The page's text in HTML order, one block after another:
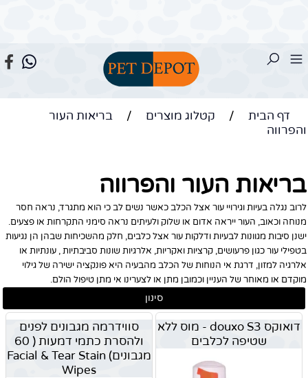
דף הבית / קטלוג מוצרים /
בריאות העור
והפרווה
בריאות העור והפרווה
לרוב נגלה בעיות וגירויי עור אצל הכלב כאשר נשים לב כי הוא מתגרד, נראה חסר
מנוחה וכאוב, העור ייראה אדום או שלוק ולעיתים נראה סימני התקרחות או פצעים.
ישנן סיבות מגוונות לבעיות ודלקות עור אצל כלבים, חלק מהשכיחות שבהן הן נגיעות
בטפילי עור כגון פרעושים, קרציות ואקריות, אלרגיות שונות סביבתיות , עונתיות או
אלרגיה למזון, דרגת אי הנוחות של הכלב מהבעיה היא פונקציה ישירה של גילוי
מוקדם או מאוחר של העניין וכמובן מתן או לצערינו אי מתן טיפול הולם.
סינון
דואוקס douxo S3 - מוס ללא
שטיפה לכלבים
סווידרמה מגבונים לפנים
ולהסרת כתמי דמעות ( 60
מגבונים) Facial & Tear Stain
Wipes